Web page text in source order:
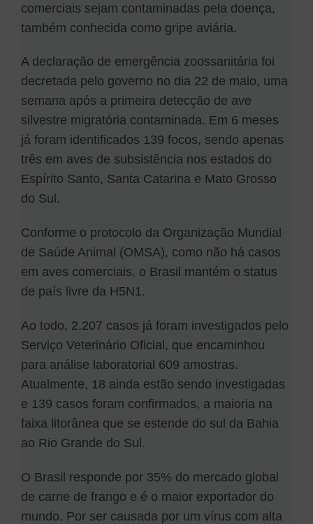
comerciais sejam contaminadas pela doença,
também conhecida como gripe aviária.
A declaração de emergência zoossanitária foi
decretada pelo governo no dia 22 de maio, uma
semana após a primeira detecção de ave
silvestre migratória contaminada. Em 6 meses
já foram identificados 139 focos, sendo apenas
três em aves de subsistência nos estados do
Espírito Santo, Santa Catarina e Mato Grosso
do Sul.
Conforme o protocolo da Organização Mundial
de Saúde Animal (OMSA), como não há casos
em aves comerciais, o Brasil mantém o status
de país livre da H5N1.
Ao todo, 2.207 casos já foram investigados pelo
Serviço Veterinário Oficial, que encaminhou
para análise laboratorial 609 amostras.
Atualmente, 18 ainda estão sendo investigadas
e 139 casos foram confirmados, a maioria na
faixa litorânea que se estende do sul da Bahia
ao Rio Grande do Sul.
O Brasil responde por 35% do mercado global
de carne de frango e é o maior exportador do
mundo. Por ser causada por um vírus com alta